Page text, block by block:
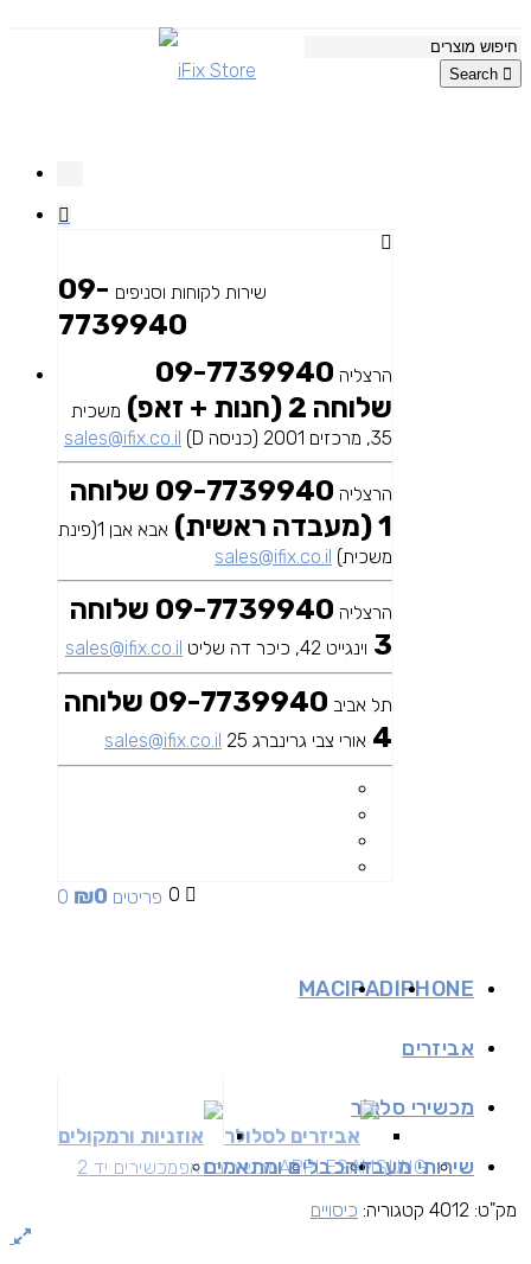
Search
שירות לקוחות וסניפים 09-
7739940
הרצליה 09-7739940
שלוחה 2 (חנות + זאפ)
משכית
35, מרכזים 2001 (כניסה D)
sales@ifix.co.il
הרצליה
09-7739940 שלוחה
1 (מעבדה ראשית)
אבא אבן 1(פינת
משכית) sales@ifix.co.il
הרצליה
09-7739940 שלוחה
3 וינגייט 42, כיכר דה שליט sales@ifix.co.il
תל אביב
09-7739940 שלוחה
4 אורי צבי גרינברג 25 sales@ifix.co.il
0 0 פריטים ₪0
IPHONE
IPAD
MAC
אביזרים
אביזרים לסלולר אוזניות ורמקולים
מכשירי סלולר
SAMSUNG
APPLEמכשירים זאפמכשירים יד 2 שירותי מעבדהכבלים ומתאמים
מק"ט: 4012 קטגוריה: כיסויים